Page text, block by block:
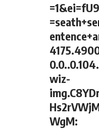
wiz-
WgM: